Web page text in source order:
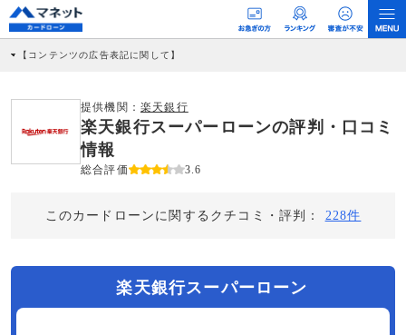
【コンテンツの広告表記に関して】
社に対して企業から紹介報酬が支払われるという収益モデルです。 ただし、特定の
商品を根拠なくPRするものではなく、当編集部の調査／ユーザーへの口コミ収集な
どに基づき、公平性を担保した情報提供を行っています。
提供機関： 楽天銀行
楽天銀行スーパーローンの評判・口コミ
情報
総合評価 3.6
このカードローンに関するクチコミ・評判： 228件
楽天銀行スーパーローン